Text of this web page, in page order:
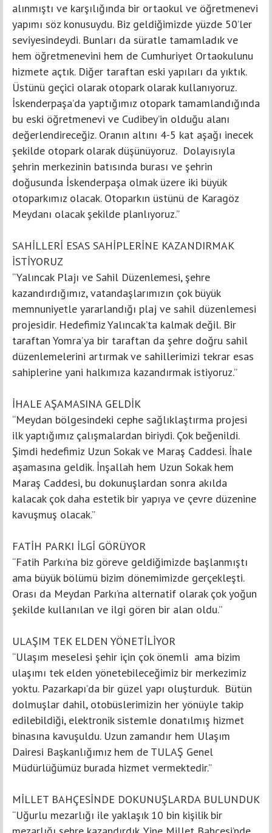
alınmıştı ve karşılığında bir ortaokul ve öğretmenevi
yapımı söz konusuydu. Biz geldiğimizde yüzde 50’ler
seviyesindeydi. Bunları da süratle tamamladık ve
hem öğretmenevini hem de Cumhuriyet Ortaokulunu
hizmete açtık. Diğer taraftan eski yapıları da yıktık.
Üstünü geçici olarak otopark olarak kullanıyoruz.
İskenderpaşa’da yaptığımız otopark tamamlandığında
bu eski öğretmenevi ve Cudibey’in olduğu alanı
değerlendireceğiz. Oranın altını 4-5 kat aşağı inecek
şekilde otopark olarak düşünüyoruz. Dolayısıyla
şehrin merkezinin batısında burası ve şehrin
doğusunda İskenderpaşa olmak üzere iki büyük
otoparkımız olacak. Otoparkın üstünü de Karagöz
Meydanı olacak şekilde planlıyoruz.”
SAHİLLERİ ESAS SAHİPLERİNE KAZANDIRMAK
İSTİYORUZ
“Yalıncak Plajı ve Sahil Düzenlemesi, şehre
kazandırdığımız, vatandaşlarımızın çok büyük
memnuniyetle yararlandığı plaj ve sahil düzenlemesi
projesidir. Hedefimiz Yalıncak’ta kalmak değil. Bir
taraftan Yomra’ya bir taraftan da şehre doğru sahil
düzenlemelerini artırmak ve sahillerimizi tekrar esas
sahiplerine yani halkımıza kazandırmak istiyoruz.”
İHALE AŞAMASINA GELDİK
“Meydan bölgesindeki cephe sağlıklaştırma projesi
ilk yaptığımız çalışmalardan biriydi. Çok beğenildi.
Şimdi hedefimiz Uzun Sokak ve Maraş Caddesi. İhale
aşamasına geldik. İnşallah hem Uzun Sokak hem
Maraş Caddesi, bu dokunuşlardan sonra akılda
kalacak çok daha estetik bir yapıya ve çevre düzenine
kavuşmuş olacak.”
FATİH PARKI İLGİ GÖRÜYOR
“Fatih Parkı’na biz göreve geldiğimizde başlanmıştı
ama büyük bölümü bizim dönemimizde gerçekleşti.
Orası da Meydan Parkı’na alternatif olarak çok yoğun
şekilde kullanılan ve ilgi gören bir alan oldu.”
ULAŞIM TEK ELDEN YÖNETİLİYOR
“Ulaşım meselesi şehir için çok önemli ama bizim
ulaşımı tek elden yönetebileceğimiz bir merkezimiz
yoktu. Pazarkapı’da bir güzel yapı oluşturduk. Bütün
dolmuşlar dahil, otobüslerimizin her yönüyle takip
edilebildiği, elektronik sistemle donatılmış hizmet
binasına kavuşuldu. Uzun zamandır hem Ulaşım
Dairesi Başkanlığımız hem de TULAŞ Genel
Müdürlüğümüz burada hizmet vermektedir.”
MİLLET BAHÇESİNDE DOKUNUŞLARDA BULUNDUK
“Uğurlu mezarlığı ile yaklaşık 10 bin kişilik bir